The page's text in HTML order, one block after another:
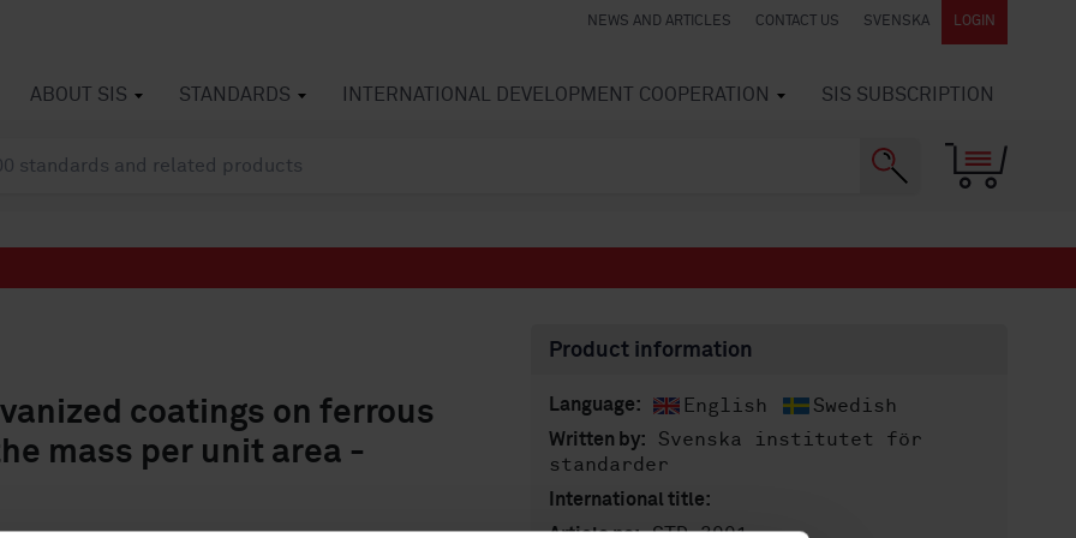
NEWS AND ARTICLES CONTACT US SVENSKA LOGIN
ABOUT SIS STANDARDS INTERNATIONAL DEVELOPMENT COOPERATION SIS SUBSCRIPTION
coatings on ferrous
mass per unit area -
Product information
Language: English Swedish
Written by:
Svenska institutet för
standarder
International title: